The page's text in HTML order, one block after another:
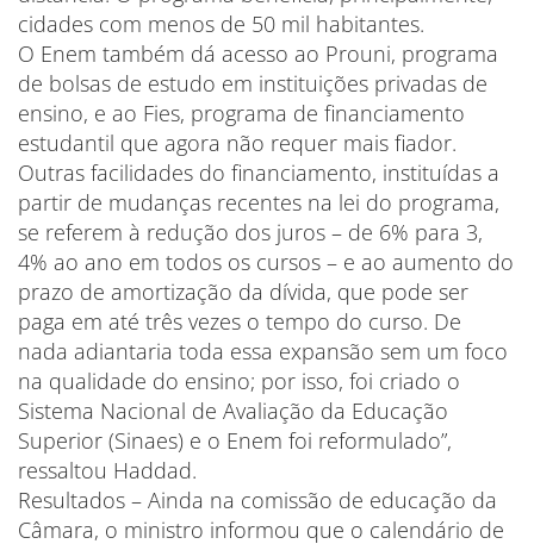
cidades com menos de 50 mil habitantes.
O Enem também dá acesso ao Prouni, programa
de bolsas de estudo em instituições privadas de
ensino, e ao Fies, programa de financiamento
estudantil que agora não requer mais fiador.
Outras facilidades do financiamento, instituídas a
partir de mudanças recentes na lei do programa,
se referem à redução dos juros – de 6% para 3,
4% ao ano em todos os cursos – e ao aumento do
prazo de amortização da dívida, que pode ser
paga em até três vezes o tempo do curso. De
nada adiantaria toda essa expansão sem um foco
na qualidade do ensino; por isso, foi criado o
Sistema Nacional de Avaliação da Educação
Superior (Sinaes) e o Enem foi reformulado”,
ressaltou Haddad.
Resultados – Ainda na comissão de educação da
Câmara, o ministro informou que o calendário de